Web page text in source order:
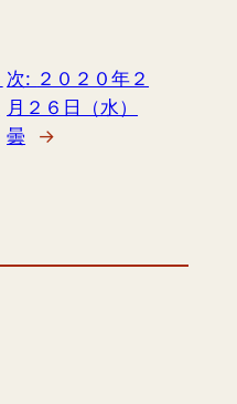
次: ２０２０年２
月２６日（水）
曇
→